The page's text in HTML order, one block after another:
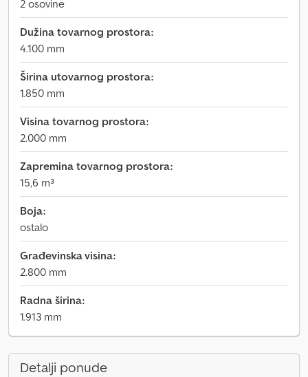
2 osovine
Dužina tovarnog prostora:
4.100 mm
Širina utovarnog prostora:
1.850 mm
Visina tovarnog prostora:
2.000 mm
Zapremina tovarnog prostora:
15,6 m³
Boja:
ostalo
Građevinska visina:
2.800 mm
Radna širina:
1.913 mm
Detalji ponude